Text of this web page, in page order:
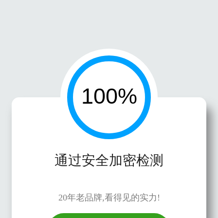
通过安全加密检测
20年老品牌,看得见的实力!